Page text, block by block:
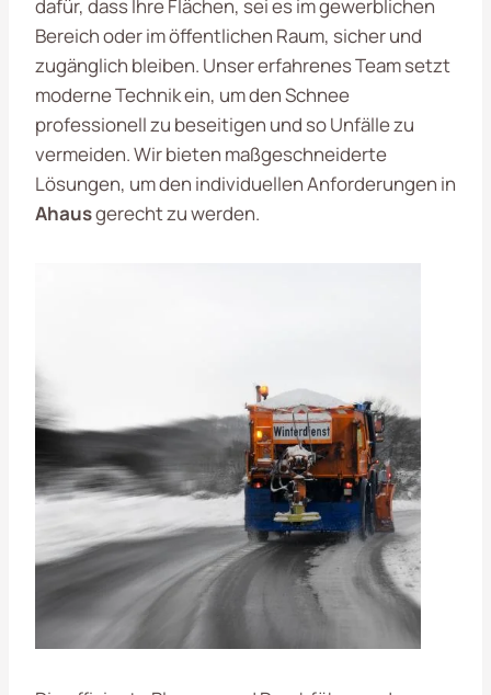
dafür, dass Ihre Flächen, sei es im gewerblichen
Bereich oder im öffentlichen Raum, sicher und
zugänglich bleiben. Unser erfahrenes Team setzt
moderne Technik ein, um den Schnee
professionell zu beseitigen und so Unfälle zu
vermeiden. Wir bieten maßgeschneiderte
Lösungen, um den individuellen Anforderungen in
Ahausgerecht zu werden.